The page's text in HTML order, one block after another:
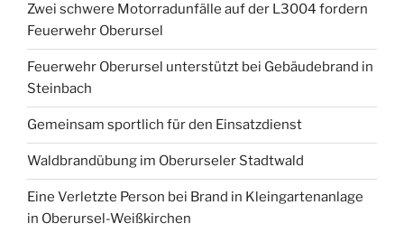
Zwei schwere Motorradunfälle auf der L3004 fordern
Feuerwehr Oberursel
Feuerwehr Oberursel unterstützt bei Gebäudebrand in
Steinbach
Gemeinsam sportlich für den Einsatzdienst
Waldbrandübung im Oberurseler Stadtwald
Eine Verletzte Person bei Brand in Kleingartenanlage
in Oberursel-Weißkirchen